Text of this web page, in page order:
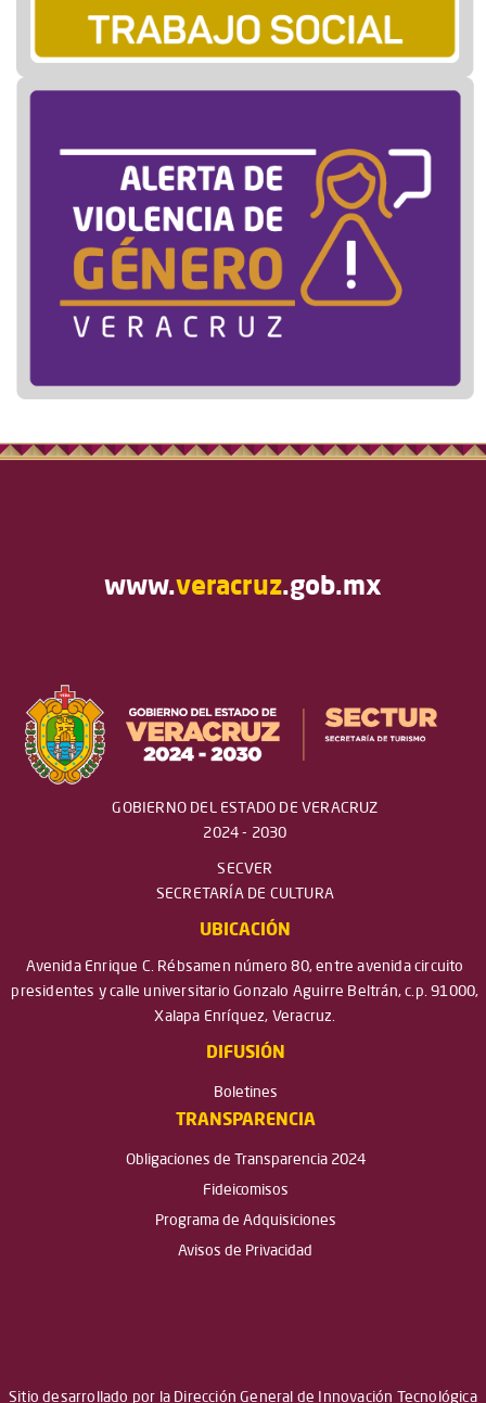
www.veracruz.gob.mx
GOBIERNO DEL ESTADO DE VERACRUZ
2024 - 2030
SECVER
SECRETARÍA DE CULTURA
UBICACIÓN
Avenida Enrique C. Rébsamen número 80, entre avenida circuito
presidentes y calle universitario Gonzalo Aguirre Beltrán, c.p. 91000,
Xalapa Enríquez, Veracruz.
DIFUSIÓN
Boletines
TRANSPARENCIA
Obligaciones de Transparencia 2024
Fideicomisos
Programa de Adquisiciones
Avisos de Privacidad
Sitio desarrollado por la Dirección General de Innovación Tecnológica